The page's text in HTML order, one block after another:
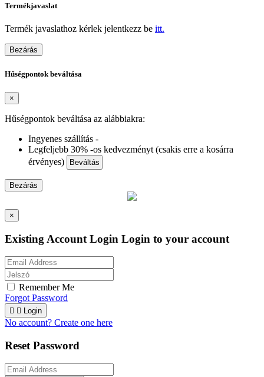
Termékjavaslat
Termék javaslathoz kérlek jelentkezz be itt.
Bezárás
Hűségpontok beváltása
×
Hűségpontok beváltása az alábbiakra:
Ingyenes szállítás -
Legfeljebb 30% -os kedvezményt (csakis erre a kosárra
érvényes)
Beváltás
Bezárás
×
Existing Account Login Login to your account
Remember Me
Forgot Password
  Login
No account? Create one here
Reset Password